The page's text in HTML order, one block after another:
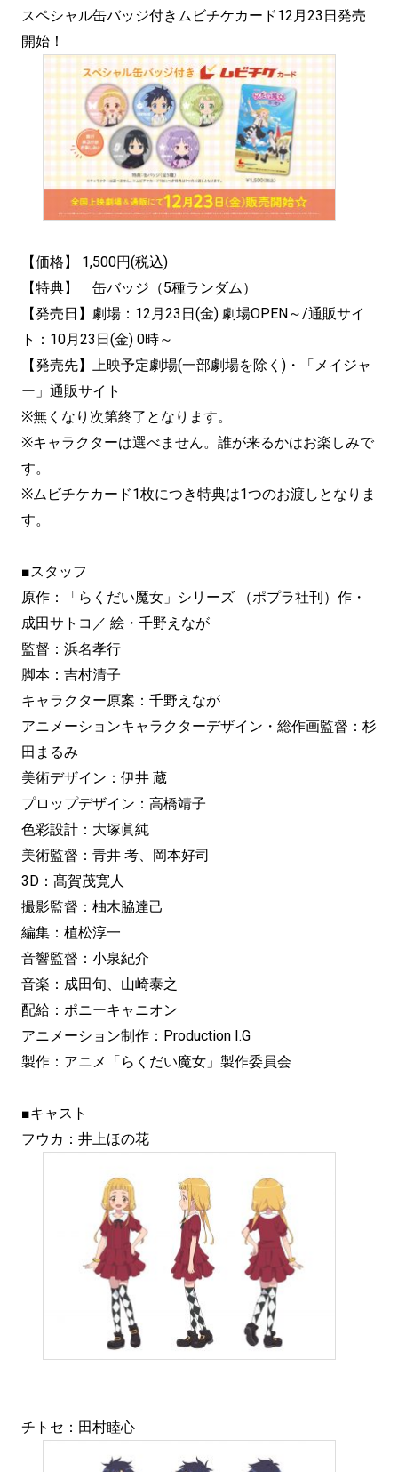
スペシャル缶バッジ付きムビチケカード12月23日発売
開始！
【価格】 1,500円(税込)
【特典】 缶バッジ（5種ランダム）
【発売日】劇場：12月23日(金) 劇場OPEN～/通販サイ
ト：10月23日(金) 0時～
【発売先】上映予定劇場(一部劇場を除く)・「メイジャ
ー」通販サイト
※無くなり次第終了となります。
※キャラクターは選べません。誰が来るかはお楽しみで
す。
※ムビチケカード1枚につき特典は1つのお渡しとなりま
す。
■スタッフ
原作：「らくだい魔女」シリーズ （ポプラ社刊）作・
成田サトコ／ 絵・千野えなが
監督：浜名孝行
脚本：吉村清子
キャラクター原案：千野えなが
アニメーションキャラクターデザイン・総作画監督：杉
田まるみ
美術デザイン：伊井 蔵
プロップデザイン：高橋靖子
色彩設計：大塚眞純
美術監督：青井 考、岡本好司
3D：髙賀茂寛人
撮影監督：柚木脇達己
編集：植松淳一
音響監督：小泉紀介
音楽：成田旬、山崎泰之
配給：ポニーキャニオン
アニメーション制作：Production I.G
製作：アニメ「らくだい魔女」製作委員会
■キャスト
フウカ：井上ほの花
チトセ：田村睦心